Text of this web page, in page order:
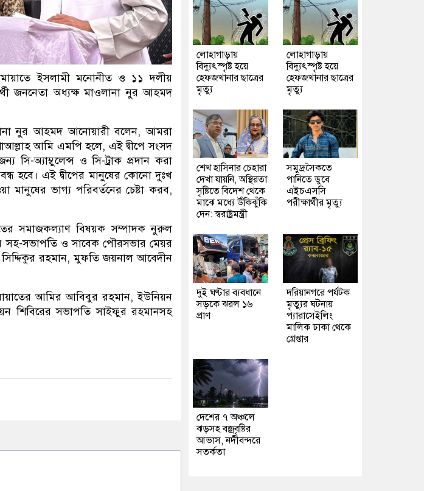
ইসলামী মনোনীত ও ১১ দলীয়
জননেতা অধ্যক্ষ মাওলানা নুর আহমদ
নুর আহমদ আনোয়ারী বলেন, আমরা
আমি এমপি হলে, এই দ্বীপে সংসদ
সি-অ্যাম্বুলেন্স ও সি-ট্রাক প্রদান করা
হবে। এই দ্বীপের মানুষের কোনো দুঃখ
মানুষের ভাগ্য পরিবর্তনের চেষ্টা করব,
সমাজকল্যাণ বিষয়ক সম্পাদক নুরুল
সহ-সভাপতি ও সাবেক পৌরসভার মেয়র
রহমান, মুফতি জয়নাল আবেদীন
আমির আবিবুর রহমান, ইউনিয়ন
শিবিরের সভাপতি সাইফুর রহমানসহ
লোহাগাড়ায়
বিদ্যুৎস্পৃষ্ট হয়ে
হেফজখানার ছাত্রের
মৃত্যু
লোহাগাড়ায়
বিদ্যুৎস্পৃষ্ট হয়ে
হেফজখানার ছাত্রের
মৃত্যু
শেখ হাসিনার চেহারা
দেখা যায়নি, অস্থিরতা
সৃষ্টিতে বিদেশ থেকে
মাঝে মধ্যে উঁকিঝুঁকি
দেন: স্বরাষ্ট্রমন্ত্রী
সমুদ্রসৈকতে
পানিতে ডুবে
এইচএসসি
পরীক্ষার্থীর মৃত্যু
দুই ঘণ্টার ব্যবধানে
সড়কে ঝরল ১৬
প্রাণ
দরিয়ানগরে পর্যটক
মৃত্যুর ঘটনায়
প্যারাসেইলিং
মালিক ঢাকা থেকে
গ্রেপ্তার
দেশের ৭ অঞ্চলে
ঝড়সহ বজ্রবৃষ্টির
আভাস, নদীবন্দরে
সতর্কতা